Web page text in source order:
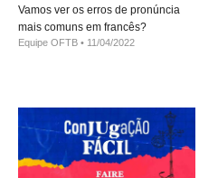
Vamos ver os erros de pronúncia
mais comuns em francês?
Equipe OFTB 11/04/2022